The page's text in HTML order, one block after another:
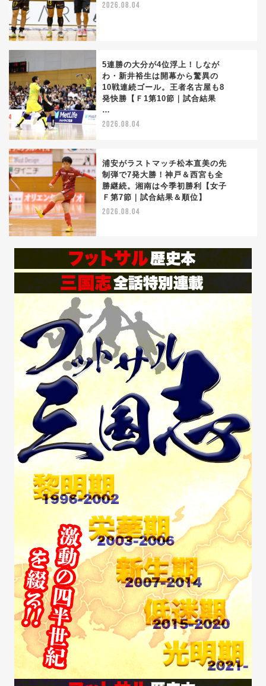
2026.08.04
5連勝の大分が4位浮上！しなが
わ・新井裕生は開幕から驚異の
10戦連続ゴール。王者名古屋も8
発快勝【Ｆ1第10節｜試合結果
…
2026.08.04
浦安がラストマッチ松本直美の先
制弾で7発大勝！神戸＆西宮も全
勝継続。湘南は今季初勝利【女子
Ｆ第7節｜試合結果＆順位】
2026.08.04